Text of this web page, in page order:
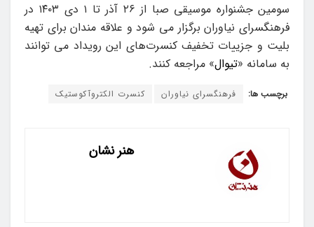
سومین جشنواره موسیقی صبا از ۲۶ آذر تا ۱ دی ۱۴۰۳ در
فرهنگسرای نیاوران برگزار می شود و علاقه مندان برای تهیه
بلیت و جزییات تخفیف کنسرت‌های این رویداد می توانند
به سامانه «تیوال» مراجعه کنند.
برچسب ها: فرهنگسرای نیاوران کنسرت الکتروآکوستیک
هنر نشان